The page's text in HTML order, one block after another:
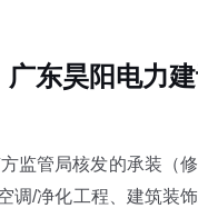
广东昊阳电力
监管局核发的承装
/净化工程、建筑